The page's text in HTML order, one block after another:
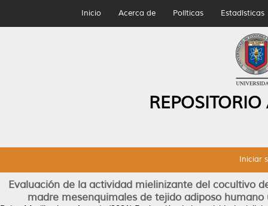
Inicio Acerca de Políticas Estadísticas
Iniciar
Evaluación de la actividad mielinizante del cocultivo
madre mesenquimales de tejido adiposo